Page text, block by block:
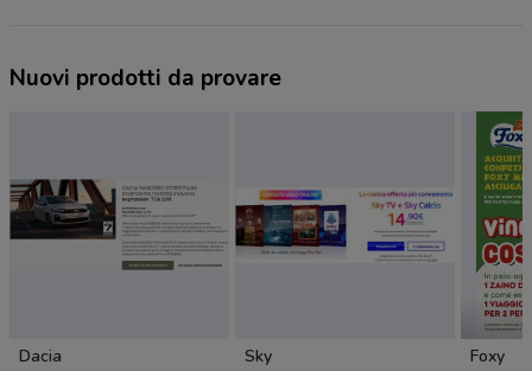
Nuovi prodotti da provare
Dacia Sky Foxy